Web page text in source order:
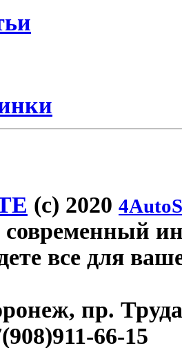
(c) 2020
современный
все для
пр.
66-15